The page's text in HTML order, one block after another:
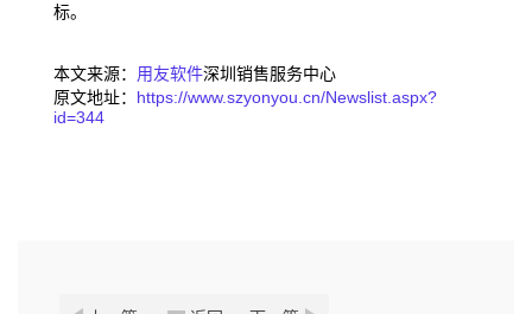
标。
本文来源： 用友软件深圳销售服务中心
原文地址： https://www.szyonyou.cn/Newslist.aspx?
id=344